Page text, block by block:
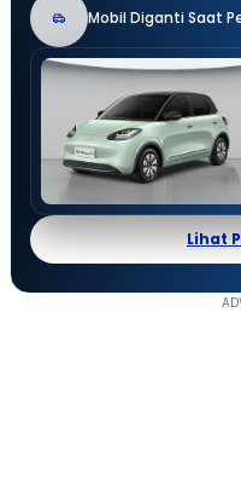
Mobil Diganti Saat
Lihat